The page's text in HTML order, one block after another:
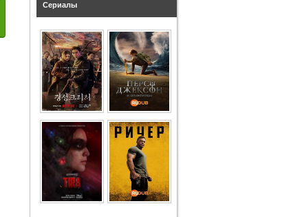
Сериалы